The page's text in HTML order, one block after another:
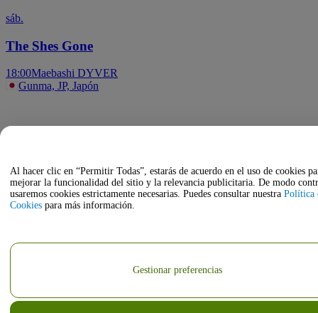
sáb.
The Shes Gone
18:00Maebashi DYVER
Gunma, JP, Japón
Al hacer clic en “Permitir Todas”, estarás de acuerdo en el uso de cookies
mejorar la funcionalidad del sitio y la relevancia publicitaria. De modo
usaremos cookies estrictamente necesarias. Puedes consultar nuestra Política
Cookies para más información.
Gestionar preferencias